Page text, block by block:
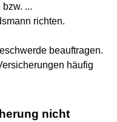
...
richten.
beauftragen.
häufig
nicht